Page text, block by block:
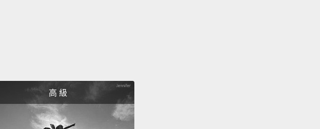
說：「大象會游泳。」
Can you swim?
高 級